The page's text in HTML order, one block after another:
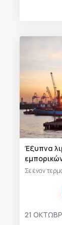
Έξυπνα
Σε έναν
21